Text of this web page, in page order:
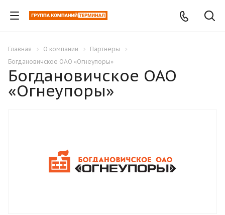
Главная О компании
Партнеры
Богдановичское ОАО «Огнеупоры»
Богдановичское ОАО
«Огнеупоры»